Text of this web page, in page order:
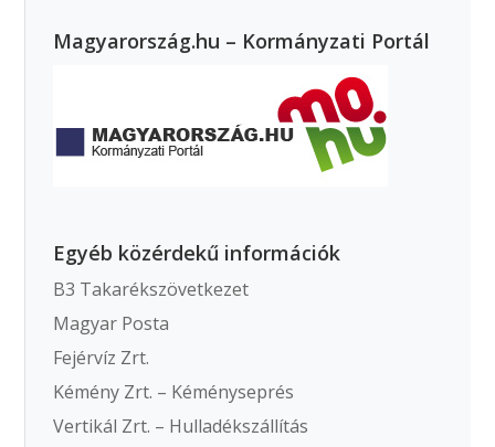
Magyarország.hu – Kormányzati Portál
Egyéb közérdekű információk
B3 Takarékszövetkezet
Magyar Posta
Fejérvíz Zrt.
Kémény Zrt. – Kéményseprés
Vertikál Zrt. – Hulladékszállítás